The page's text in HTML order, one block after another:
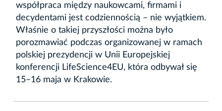
współpraca między naukowcami, firmami i
decydentami jest codziennością – nie wyjątkiem.
Właśnie o takiej przyszłości można było
porozmawiać podczas organizowanej w ramach
polskiej prezydencji w Unii Europejskiej
konferencji LifeScience4EU, która odbywał się
15–16 maja w Krakowie.